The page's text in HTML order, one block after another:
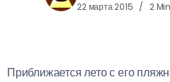
22 марта 2015 2
Приближается лето с его